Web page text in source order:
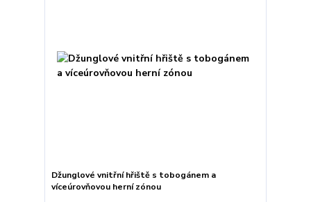
Džunglové vnitřní hřiště s tobogánem a
víceúrovňovou herní zónou